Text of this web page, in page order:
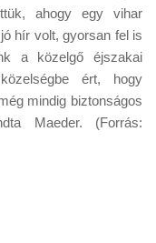
ahogy egy vihar
hír volt, gyorsan fel is
a közelgő éjszakai
ért, hogy
mindig biztonságos
Maeder. (Forrás: